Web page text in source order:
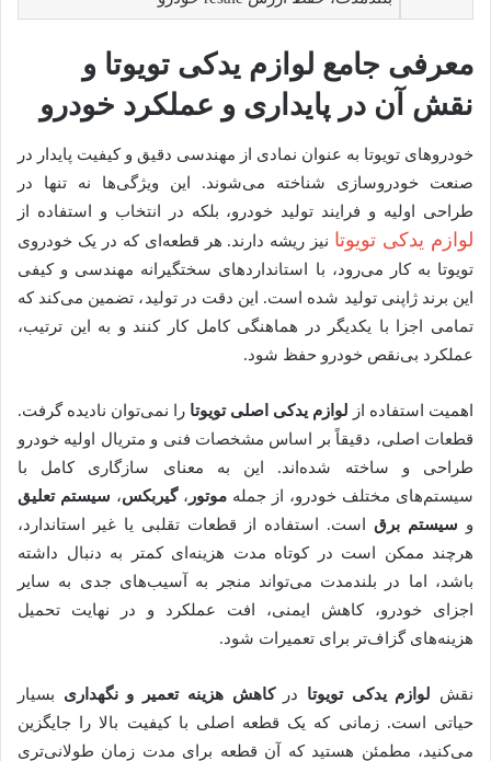
معرفی جامع لوازم یدکی تویوتا و
نقش آن در پایداری و عملکرد خودرو
خودروهای تویوتا به عنوان نمادی از مهندسی دقیق و کیفیت پایدار در
صنعت خودروسازی شناخته می‌شوند. این ویژگی‌ها نه تنها در
طراحی اولیه و فرایند تولید خودرو، بلکه در انتخاب و استفاده از
لوازم یدکی‌ تویوتا نیز ریشه دارند. هر قطعه‌ای که در یک خودروی
تویوتا به کار می‌رود، با استانداردهای سختگیرانه مهندسی و کیفی
این برند ژاپنی تولید شده است. این دقت در تولید، تضمین می‌کند که
تمامی اجزا با یکدیگر در هماهنگی کامل کار کنند و به این ترتیب،
عملکرد بی‌نقص خودرو حفظ شود.
اهمیت استفاده از لوازم یدکی اصلی تویوتا را نمی‌توان نادیده گرفت.
قطعات اصلی، دقیقاً بر اساس مشخصات فنی و متریال اولیه خودرو
طراحی و ساخته شده‌اند. این به معنای سازگاری کامل با
سیستم‌های مختلف خودرو، از جمله موتور ،گیربکس، سیستم تعلیق
و سیستم برق است. استفاده از قطعات تقلبی یا غیر استاندارد،
هرچند ممکن است در کوتاه مدت هزینه‌ای کمتر به دنبال داشته
باشد، اما در بلندمدت می‌تواند منجر به آسیب‌های جدی به سایر
اجزای خودرو، کاهش ایمنی، افت عملکرد و در نهایت تحمیل
هزینه‌های گزاف‌تر برای تعمیرات شود.
نقش لوازم یدکی تویوتا درکاهش هزینه تعمیر و نگهداری بسیار
حیاتی است. زمانی که یک قطعه اصلی با کیفیت بالا را جایگزین
می‌کنید، مطمئن هستید که آن قطعه برای مدت زمان طولانی‌تری